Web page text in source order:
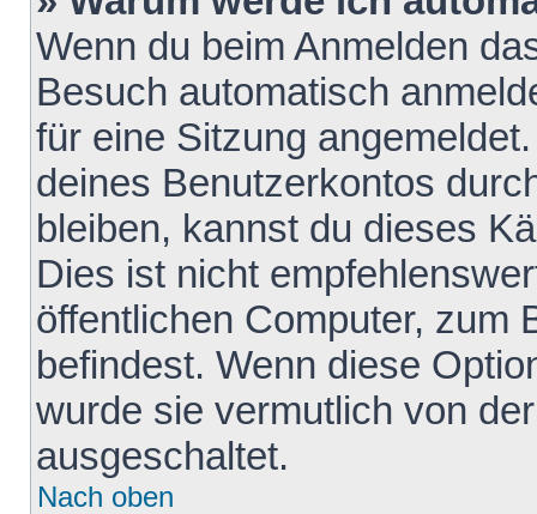
Wenn du beim Anmelden
Besuch automatisch
für eine Sitzung
deines Benutzerkontos
bleiben, kannst du dieses
Dies ist nicht
öffentlichen Computer, zum
befindest. Wenn diese
wurde sie vermutlich von
ausgeschaltet.
Nach oben